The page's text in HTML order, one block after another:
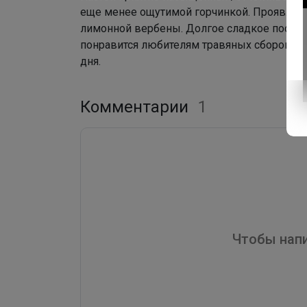
еще менее ощутимой горчинкой. Проявлен
лимонной вербены. Долгое сладкое
понравится любителям травяных сборов,
дня.
Комментарии 1
Чтобы